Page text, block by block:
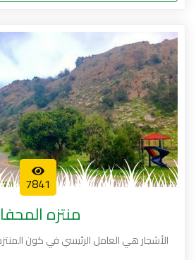
7841
منتزه
الأشجار هي العامل الرئيسي في كون